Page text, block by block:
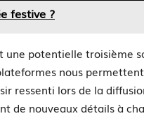
festive ?
une potentielle troisième
nous
ressenti lors de la
de nouveaux détails à